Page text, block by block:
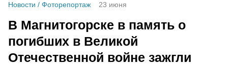
Новости / Фоторепортаж 23 июня
В Магнитогорске в память о
погибших в Великой
Отечественной войне зажгли